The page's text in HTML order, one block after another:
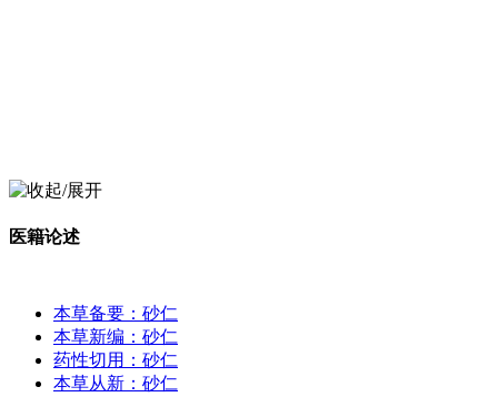
医籍论述
本草备要：砂仁
本草新编：砂仁
药性切用：砂仁
本草从新：砂仁